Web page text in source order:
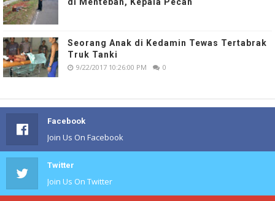
Seorang Anak di Kedamin Tewas Tertabrak
Truk Tanki
9/22/2017 10:26:00 PM 0
Facebook
Join Us On Facebook
Twitter
Join Us On Twitter